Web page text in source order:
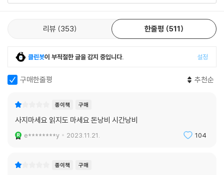
기 안으로 옮기는 ‘진짜 행복’을 위한 고통이다. 쇼펜하우어는 인생에 고난
과 괴로움은 어느 정도 필요하며, 진짜 행복을 좇는 고통을 겪어야 한다고
했다. 거기에서 누가 빼앗을 수도 없고 사라지지도 않는 자기 긍정, 자부
는 것에 집중하는 것이다. 그럼 흔들리지도 무너지지도 않고 단단하게 중
도 모른다. 그렇다면 이제부터는 진짜 행복을 좇는 고통을 기꺼이 겪어야
세대를 거듭해 수많은 사람이 쇼펜하우어를 찾는 이유는 그의 한마디 한마
디가 현실적이고 바로 이해할 수 있기 때문이다. 흔히 쇼펜하우어를 자살
리뷰 353 한줄평 511
클린봇이 부적절한 글을 감지 중입니다. 설정
구매한줄평 추천순
종이책 구매
사지마세요 읽지도 마세요 돈낭비 시간낭비
e********y 2023.11.21. 104
종이책 구매